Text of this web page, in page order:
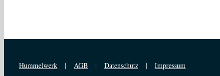
Hummelwerk | AGB | Datenschutz | Impressum